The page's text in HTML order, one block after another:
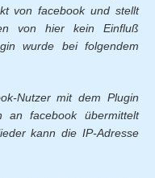
von facebook und stellt
von hier kein Einfluß
wurde bei folgendem
Nutzer mit dem Plugin
an facebook übermittelt
kann die IP-Adresse